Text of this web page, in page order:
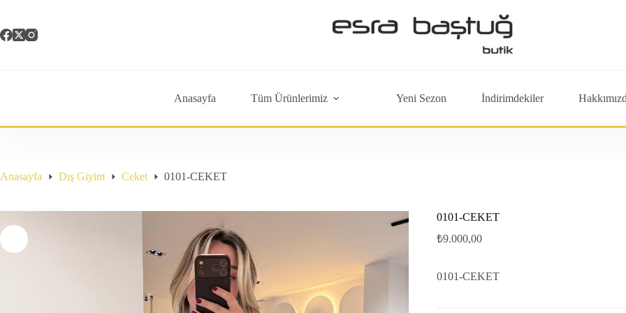
content
Anasayfa Tüm Ürünlerimiz Yeni Sezon İndirimdekiler
Anasayfa Dış Giyim Ceket 0101-CEKET
0101-CEKET
₺9.000,00
0101-CEKET